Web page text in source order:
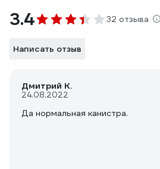
3.4 32 отзыва
Написать отзыв
Дмитрий К.
24.08.2022
Да нормальная канистра.